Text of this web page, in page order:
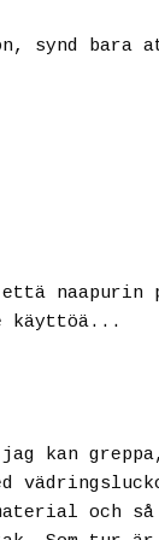
synd bara
naapurin
käyttöä...
kan
och